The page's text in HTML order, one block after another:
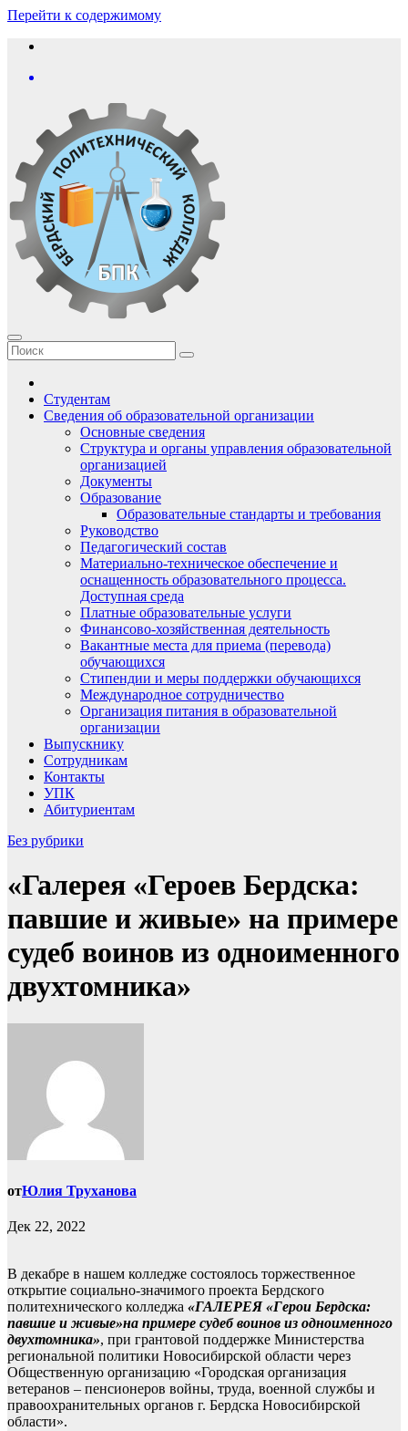
Перейти к содержимому
Студентам
Сведения об образовательной организации
Основные сведения
Структура и органы управления образовательной
организацией
Документы
Образование
Образовательные стандарты и требования
Руководство
Педагогический состав
Материально-техническое обеспечение и
оснащенность образовательного процесса.
Доступная среда
Платные образовательные услуги
Финансово-хозяйственная деятельность
Вакантные места для приема (перевода)
обучающихся
Стипендии и меры поддержки обучающихся
Международное сотрудничество
Организация питания в образовательной
организации
Выпускнику
Сотрудникам
Контакты
УПК
Абитуриентам
Без рубрики
«Галерея «Героев Бердска:
павшие и живые» на примере
судеб воинов из одноименного
двухтомника»
отЮлия Труханова
Дек 22, 2022
В декабре в нашем колледже состоялось торжественное
открытие социально-значимого проекта Бердского
политехнического колледжа «ГАЛЕРЕЯ «Герои Бердска:
павшие и живые»на примере судеб воинов из одноименного
двухтомника», при грантовой поддержке Министерства
региональной политики Новосибирской области через
Общественную организацию «Городская организация
ветеранов – пенсионеров войны, труда, военной службы и
правоохранительных органов г. Бердска Новосибирской
области».